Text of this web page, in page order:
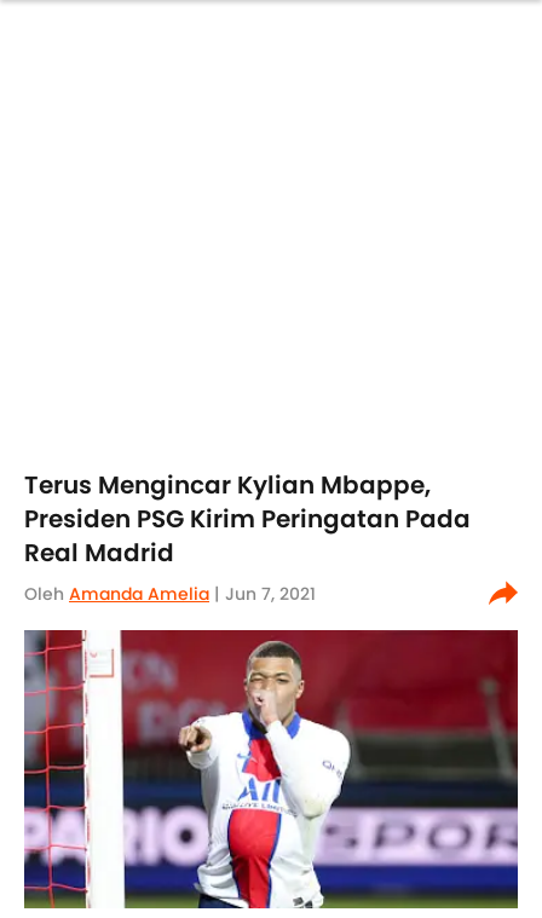
Terus Mengincar Kylian Mbappe,
Presiden PSG Kirim Peringatan Pada
Real Madrid
Oleh Amanda Amelia | Jun 7, 2021